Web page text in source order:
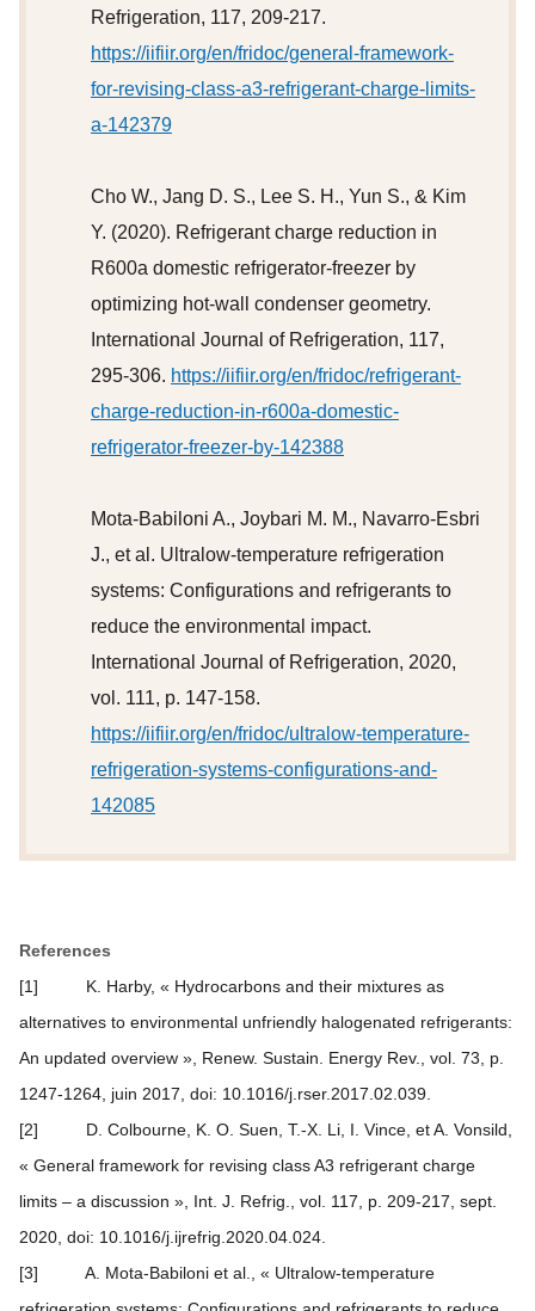
Refrigeration, 117, 209-217.
https://iifiir.org/en/fridoc/general-framework-
for-revising-class-a3-refrigerant-charge-limits-
a-142379
Cho W., Jang D. S., Lee S. H., Yun S., & Kim
Y. (2020). Refrigerant charge reduction in
R600a domestic refrigerator-freezer by
optimizing hot-wall condenser geometry.
International Journal of Refrigeration, 117,
295-306. https://iifiir.org/en/fridoc/refrigerant-
charge-reduction-in-r600a-domestic-
refrigerator-freezer-by-142388
Mota-Babiloni A., Joybari M. M., Navarro-Esbri
J., et al. Ultralow-temperature refrigeration
systems: Configurations and refrigerants to
reduce the environmental impact.
International Journal of Refrigeration, 2020,
vol. 111, p. 147-158.
https://iifiir.org/en/fridoc/ultralow-temperature-
refrigeration-systems-configurations-and-
142085
References
[1] K. Harby, « Hydrocarbons and their mixtures as
alternatives to environmental unfriendly halogenated refrigerants:
An updated overview », Renew. Sustain. Energy Rev., vol. 73, p.
1247‑1264, juin 2017, doi: 10.1016/j.rser.2017.02.039.
[2] D. Colbourne, K. O. Suen, T.-X. Li, I. Vince, et A. Vonsild,
« General framework for revising class A3 refrigerant charge
limits – a discussion », Int. J. Refrig., vol. 117, p. 209‑217, sept.
2020, doi: 10.1016/j.ijrefrig.2020.04.024.
[3] A. Mota-Babiloni et al., « Ultralow-temperature